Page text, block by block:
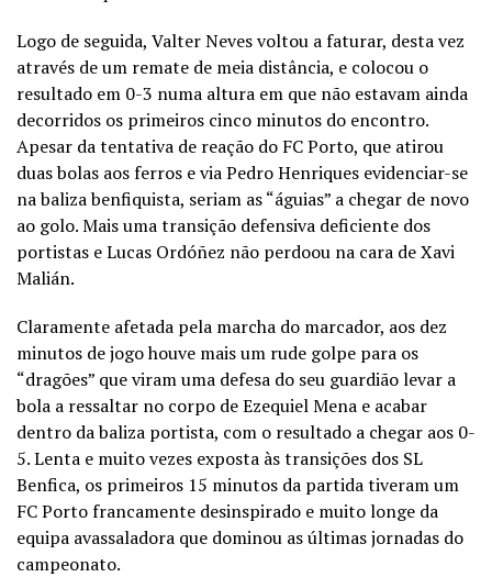
Logo de seguida, Valter Neves voltou a faturar, desta vez
através de um remate de meia distância, e colocou o
resultado em 0-3 numa altura em que não estavam ainda
decorridos os primeiros cinco minutos do encontro.
Apesar da tentativa de reação do FC Porto, que atirou
duas bolas aos ferros e via Pedro Henriques evidenciar-se
na baliza benfiquista, seriam as “águias” a chegar de novo
ao golo. Mais uma transição defensiva deficiente dos
portistas e Lucas Ordóñez não perdoou na cara de Xavi
Malián.
Claramente afetada pela marcha do marcador, aos dez
minutos de jogo houve mais um rude golpe para os
“dragões” que viram uma defesa do seu guardião levar a
bola a ressaltar no corpo de Ezequiel Mena e acabar
dentro da baliza portista, com o resultado a chegar aos 0-
5. Lenta e muito vezes exposta às transições dos SL
Benfica, os primeiros 15 minutos da partida tiveram um
FC Porto francamente desinspirado e muito longe da
equipa avassaladora que dominou as últimas jornadas do
campeonato.